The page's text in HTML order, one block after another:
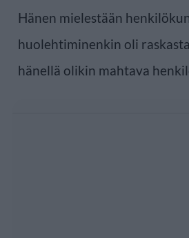
Hänen mielestään
huolehtiminenkin oli
hänellä olikin mahtava